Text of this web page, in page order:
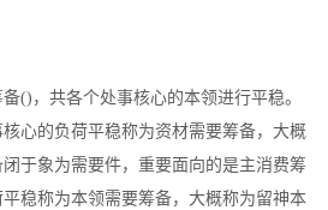
()，共各个处事核心的本领进行平稳。
心的负荷平稳称为资材需要筹备，大概
于象为需要件，重要面向的是主消费筹
稳称为本领需要筹备，大概称为留神本